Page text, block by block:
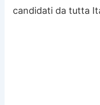
candidati da tutta